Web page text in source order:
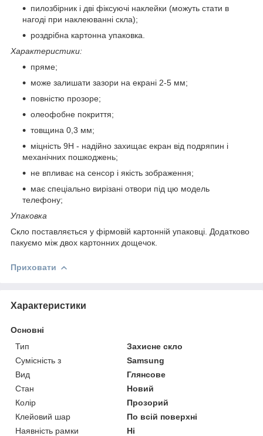
пилозбірник і дві фіксуючі наклейки (можуть стати в
нагоді при наклеюванні скла);
роздрібна картонна упаковка.
Характеристики:
пряме;
може залишати зазори на екрані 2-5 мм;
повністю прозоре;
олеофобне покриття;
товщина 0,3 мм;
міцність 9Н - надійно захищає екран від подряпин і
механічних пошкоджень;
не впливає на сенсор і якість зображення;
має спеціально вирізані отвори під цю модель
телефону;
Упаковка
Скло поставляється у фірмовій картонній упаковці. Додатково
пакуємо між двох картонних дощечок.
Приховати
Характеристики
Основні
Тип
Захисне скло
Сумісність з
Samsung
Вид
Глянсове
Стан
Новий
Колір
Прозорий
Клейовий шар
По всій поверхні
Наявність рамки
Ні